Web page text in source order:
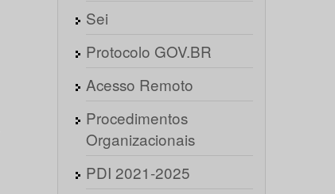
Sei
Protocolo GOV.BR
Acesso Remoto
Procedimentos
Organizacionais
PDI 2021-2025